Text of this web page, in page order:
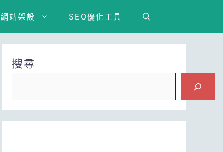
網站架設 SEO優化工具
搜尋